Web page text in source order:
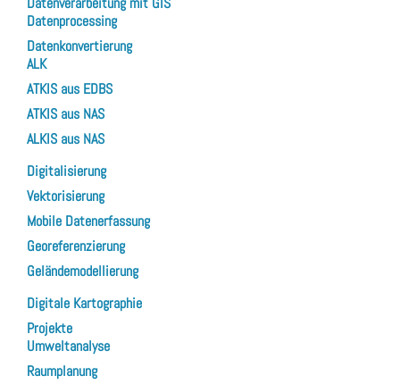
Datenprocessing
Datenkonvertierung
ALK
ATKIS aus EDBS
ATKIS aus NAS
ALKIS aus NAS
Digitalisierung
Vektorisierung
Mobile Datenerfassung
Georeferenzierung
Geländemodellierung
Digitale Kartographie
Projekte
Umweltanalyse
Raumplanung